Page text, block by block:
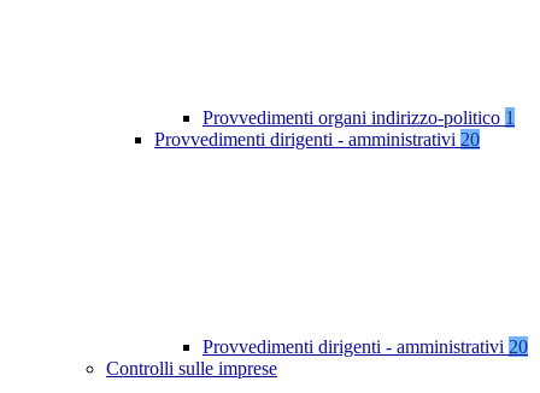
Provvedimenti organi indirizzo-politico 1
Provvedimenti dirigenti - amministrativi 20
Provvedimenti dirigenti - amministrativi 20
Controlli sulle imprese